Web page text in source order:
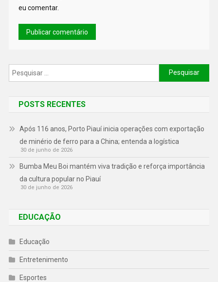
eu comentar.
POSTS RECENTES
Após 116 anos, Porto Piauí inicia operações com exportação
de minério de ferro para a China; entenda a logística
30 de junho de 2026
Bumba Meu Boi mantém viva tradição e reforça importância
da cultura popular no Piauí
30 de junho de 2026
EDUCAÇÃO
Educação
Entretenimento
Esportes